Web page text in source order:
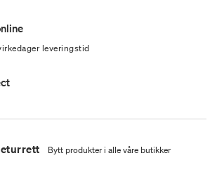
leveringstid
Bytt produkter i alle våre butikker